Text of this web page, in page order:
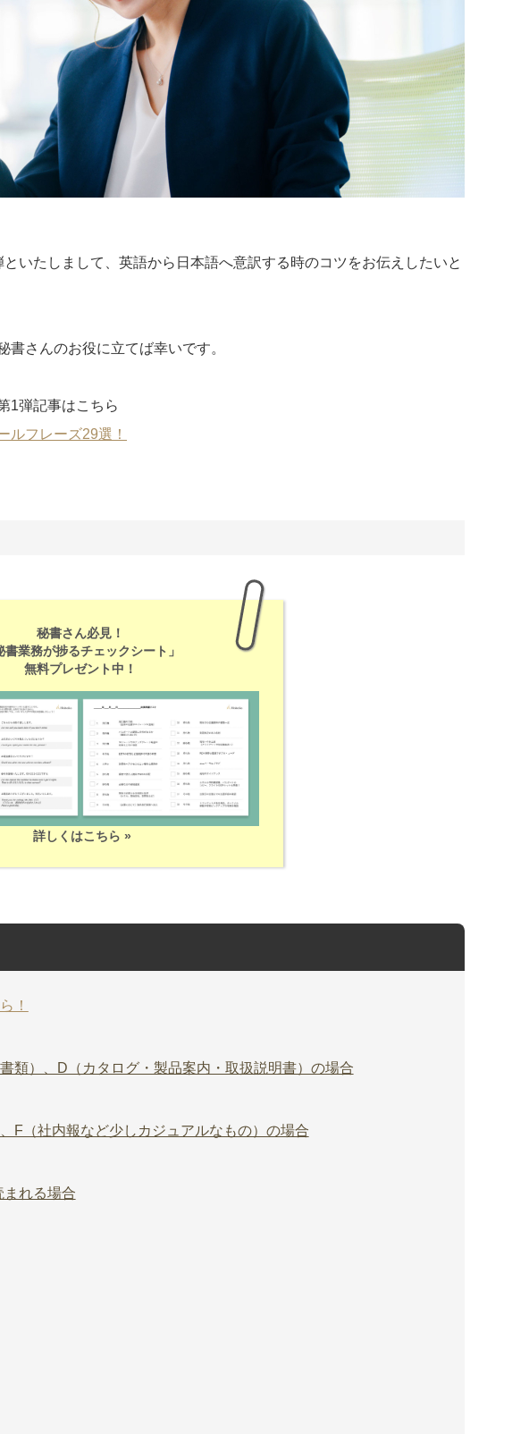
いたしまして、英語から日本語へ意訳する時のコツをお伝えしたいと
さんのお役に立てば幸いです。
1弾記事はこちら
ルフレーズ29選！
秘書さん必見！
書業務が捗るチェックシート」
無料プレゼント中！
詳しくはこちら »
！
類）、D（カタログ・製品案内・取扱説明書）の場合
F（社内報など少しカジュアルなもの）の場合
れる場合